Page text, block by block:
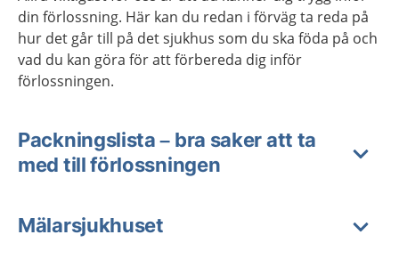
din förlossning. Här kan du redan i förväg ta reda på
hur det går till på det sjukhus som du ska föda på och
vad du kan göra för att förbereda dig inför
förlossningen.
Packningslista – bra saker att ta
med till förlossningen
Mälarsjukhuset